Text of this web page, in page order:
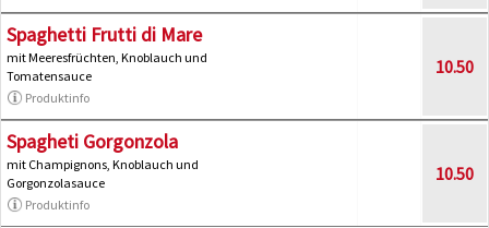
Spaghetti Frutti di Mare
mit Meeresfrüchten, Knoblauch und
Tomatensauce
Produktinfo
10.50
Spagheti Gorgonzola
mit Champignons, Knoblauch und
Gorgonzolasauce
Produktinfo
10.50